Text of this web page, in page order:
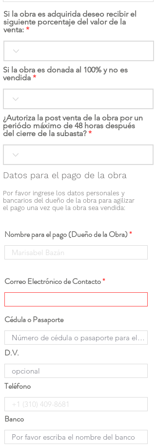
Si la obra es adquirida deseo recibir el
siguiente porcentaje del valor de la
venta:
Si la obra es donada al 100% y no es
vendida
¿Autoriza la post venta de la obra por un
periódo máximo de 48 horas después
del cierre de la subasta?
Datos para el pago de la obra
Por favor ingrese los datos personales y
bancarios del dueño de la obra para agilizar
el pago una vez que la obra sea vendida:
Nombre para el pago (Dueño de la Obra)
Correo Electrónico de Contacto
Cédula o Pasaporte
D.V.
Teléfono
Banco